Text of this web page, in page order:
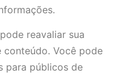
reavaliar sua
Você pode
para públicos de